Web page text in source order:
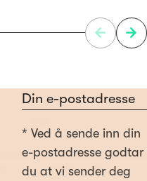
Section
* Ved å sende inn din
e-postadresse godtar
du at vi sender deg